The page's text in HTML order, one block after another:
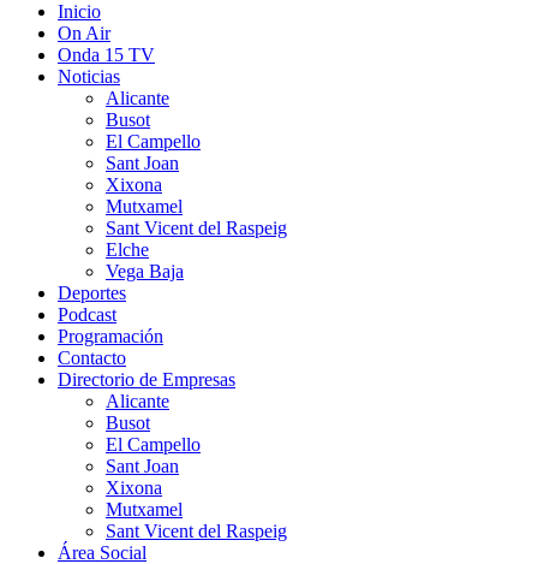
Inicio
On Air
Onda 15 TV
Noticias
Alicante
Busot
El Campello
Sant Joan
Xixona
Mutxamel
Sant Vicent del Raspeig
Elche
Vega Baja
Deportes
Podcast
Programación
Contacto
Directorio de Empresas
Alicante
Busot
El Campello
Sant Joan
Xixona
Mutxamel
Sant Vicent del Raspeig
Área Social